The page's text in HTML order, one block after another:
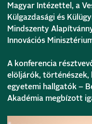
Magyar Intézettel, a
Külgazdasági és
Mindszenty
Innovációs
A konferencia
elöljárók, történészek,
egyetemi hallgatók –
Akadémia megbízott